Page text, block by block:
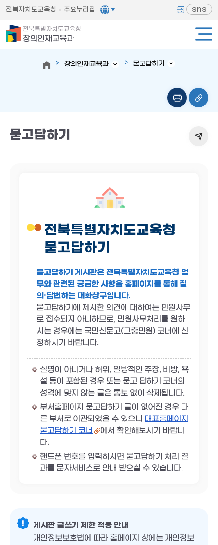
전북자치도교육청 주요누리집 sns
전북특별자치도교육청
창의인재교육과
창의인재교육과 묻고답하기
묻고답하기
전북특별자치도교육청
묻고답하기
묻고답하기 게시판은 전북특별자치도교육청 업
무와 관련된 궁금한 사항을 홈페이지를 통해 질
의·답변하는 대화창구입니다.
묻고답하기에 제시한 의견에 대하여는 민원사무
로 접수되지 아니하므로, 민원사무처리를 원하
시는 경우에는 국민신문고(고충민원) 코너에 신
청하시기 바랍니다.
실명이 아니거나 허위, 일방적인 주장, 비방, 욕
설 등이 포함된 경우 또는 묻고 답하기 코너의
성격에 맞지 않는 글은 통보 없이 삭제됩니다.
부서홈페이지 묻고답하기 글이 없어진 경우 다
른 부서로 이관되었을 수 있으니 대표홈페이지
묻고답하기 코너
에서 확인해보시기 바랍니
다.
핸드폰 번호를 입력하시면 묻고답하기 처리 결
과를 문자서비스로 안내 받으실 수 있습니다.
게시판 글쓰기 제한 적용 안내
개인정보보호법에 따라 홈페이지 상에는 개인정보